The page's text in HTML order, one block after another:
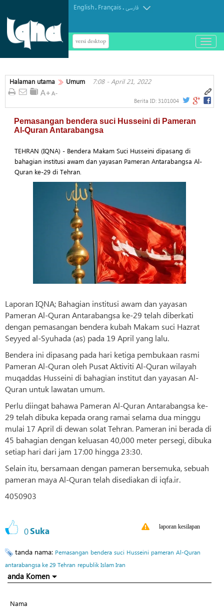
English. Français.فارسی
versi desktop
باز
و
کردن
Halaman utama Umum 7:08 - April 21, 2022
Berita ID: 3101004
Pemasangan bendera suci Husseini di Pameran
Al-Quran Antarabangsa
TEHRAN (IQNA) - Bendera Makam Suci Husseini dipasang di
bahagian institusi awam dan yayasan Pameran Antarabangsa Al-
Quran ke-29 di Tehran.
Laporan IQNA; Bahagian institusi awam dan yayasan
Pameran Al-Quran Antarabangsa ke-29 telah diberkati
dengan pemasangan bendera kubah Makam suci Hazrat
Seyyed al-Syuhada (as) pada 19 April yang lalu.
Bendera ini dipasang pada hari ketiga pembukaan rasmi
Pameran Al-Quran oleh Pusat Aktiviti Al-Quran wilayah
muqaddas Husseini di bahagian institut dan yayasan Al-
Quran untuk lawatan umum.
Perlu diingat bahawa Pameran Al-Quran Antarabangsa ke-
29 telah dibuka kepada orang ramai selama dua minggu
mulai 17 April di dewan solat Tehran. Pameran ini berada di
45 bahagian dengan keluasan 40,000 meter persegi, dibuka
setiap hari dari jam 17:00 hingga 23:30.
Selain itu, bersamaan dengan pameran bersemuka, sebuah
pameran maya Al-Quran telah disediakan di iqfa.ir.
4050903
0Suka laporan kesilapan
tanda nama: Pemasangan bendera suci Husseini pameran Al-Quran
antarabangsa ke 29 Tehran republik Islam Iran
anda Komen
Nama